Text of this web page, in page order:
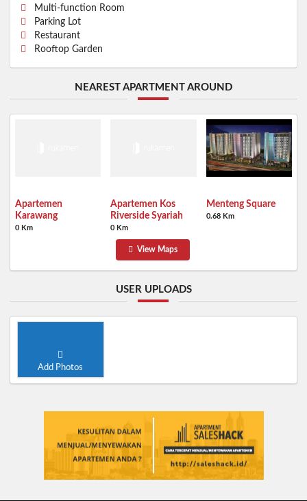
Multi-function Room
Parking Lot
Restaurant
Rooftop Garden
NEAREST APARTMENT AROUND
Apartemen
Karawang
0 Km
Apartemen Kos
Riverside Syariah
0 Km
Menteng Square
0.68 Km
View Maps
USER UPLOADS
Add Photos